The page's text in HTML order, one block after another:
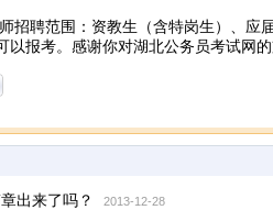
招聘范围：资教生（含特岗生）、应
以报考。感谢你对湖北公务员考试网
出来了吗？ 2013-12-28